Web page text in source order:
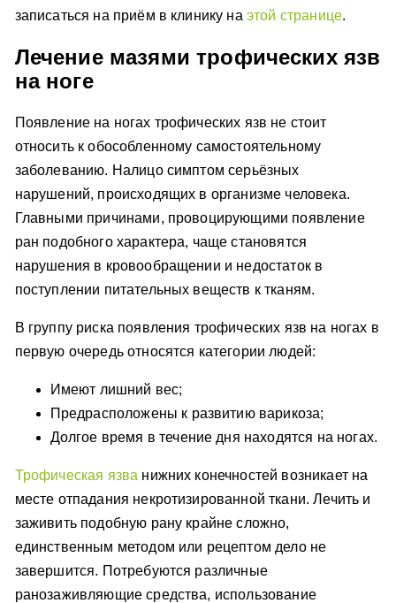
записаться на приём в клинику на этой странице.
Лечение мазями трофических язв
на ноге
Появление на ногах трофических язв не стоит
относить к обособленному самостоятельному
заболеванию. Налицо симптом серьёзных
нарушений, происходящих в организме человека.
Главными причинами, провоцирующими появление
ран подобного характера, чаще становятся
нарушения в кровообращении и недостаток в
поступлении питательных веществ к тканям.
В группу риска появления трофических язв на ногах в
первую очередь относятся категории людей:
Имеют лишний вес;
Предрасположены к развитию варикоза;
Долгое время в течение дня находятся на ногах.
Трофическая язва нижних конечностей возникает на
месте отпадания некротизированной ткани. Лечить и
заживить подобную рану крайне сложно,
единственным методом или рецептом дело не
завершится. Потребуются различные
ранозаживляющие средства, использование